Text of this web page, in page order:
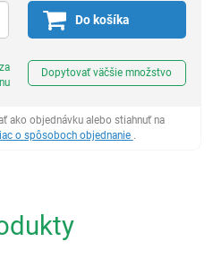
Do košíka
Dopytovať väčšie množstvo
ako objednávku alebo stiahnuť na
o spôsoboch objednanie .